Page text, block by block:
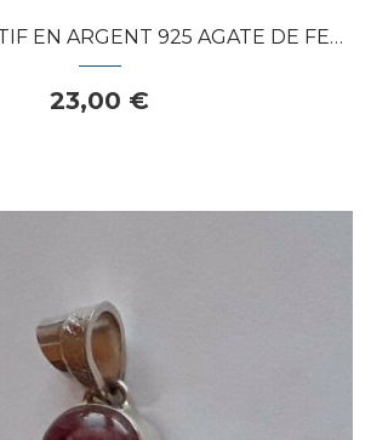
EN ARGENT 925 AGATE DE FEU...
23,00 €